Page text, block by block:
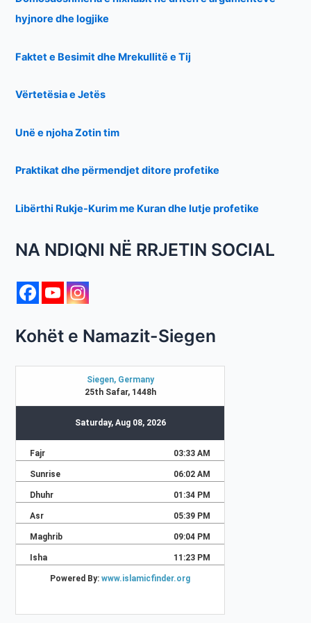
hyjnore dhe logjike
Faktet e Besimit dhe Mrekullitë e Tij
Vërtetësia e Jetës
Unë e njoha Zotin tim
Praktikat dhe përmendjet ditore profetike
Libërthi Rukje-Kurim me Kuran dhe lutje profetike
NA NDIQNI NË RRJETIN SOCIAL
Kohët e Namazit-Siegen